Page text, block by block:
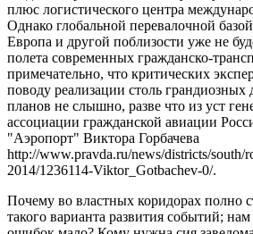
плюс логистического центра
Однако глобальной перевалочной
Европа и другой поблизости уже не
полета современных гражданско-
примечательно, что критических
поводу реализации столь грандиозных
планов не слышно, разве что из уст
ассоциации гражданской авиации
"Аэропорт" Виктора Горбачева
http://www.pravda.ru/news/districts/south/
2014/1236114-Viktor_Gotbachev-0/.
Почему во властных коридорах полно
такого варианта развития событий;